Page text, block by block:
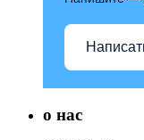
о нас